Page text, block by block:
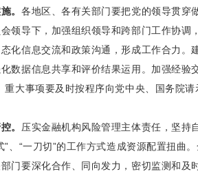
。 各地区、各有关部门要把党的领导贯穿
领导下，加强组织领导和跨部门工作协调
化信息交流和政策沟通，形成工作合力。
数据信息共享和评价结果运用。加强经验
重大事项要及时按程序向党中央、国务院请
。 压实金融机构风险管理主体责任，坚持
”、“一刀切”的工作方式造成资源配置扭曲
门要深化合作、同向发力，密切监测和及